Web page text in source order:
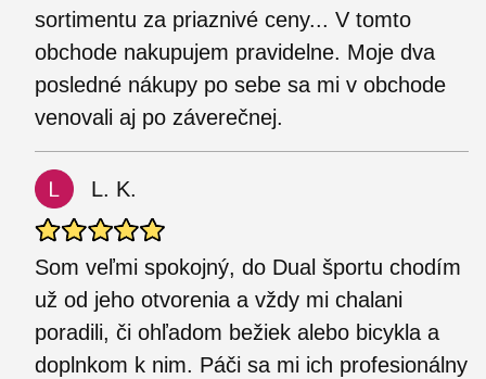
sortimentu za priaznivé ceny... V tomto
obchode nakupujem pravidelne. Moje dva
posledné nákupy po sebe sa mi v obchode
venovali aj po záverečnej.
L. K.
Som veľmi spokojný, do Dual športu chodím
už od jeho otvorenia a vždy mi chalani
poradili, či ohľadom bežiek alebo bicykla a
doplnkom k nim. Páči sa mi ich profesionálny